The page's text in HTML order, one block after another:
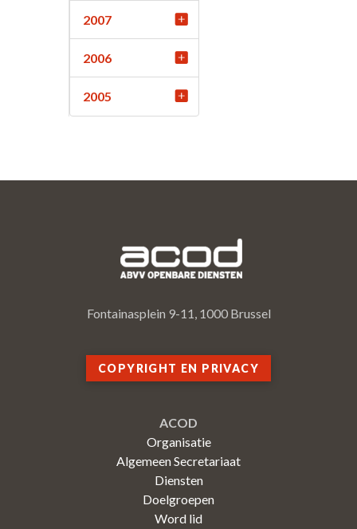
2007
2006
2005
Fontainasplein 9-11, 1000 Brussel
COPYRIGHT EN PRIVACY
ACOD
Organisatie
Algemeen Secretariaat
Diensten
Doelgroepen
Word lid